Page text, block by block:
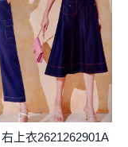
右上衣2621262901A